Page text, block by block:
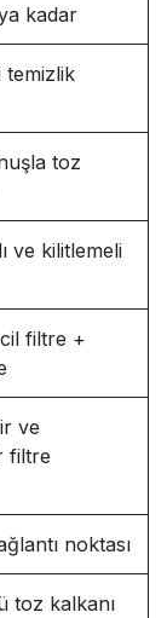
kadar
temizlik
toz
ve kilitlemeli
filtre +
ve
filtre
noktası
toz kalkanı